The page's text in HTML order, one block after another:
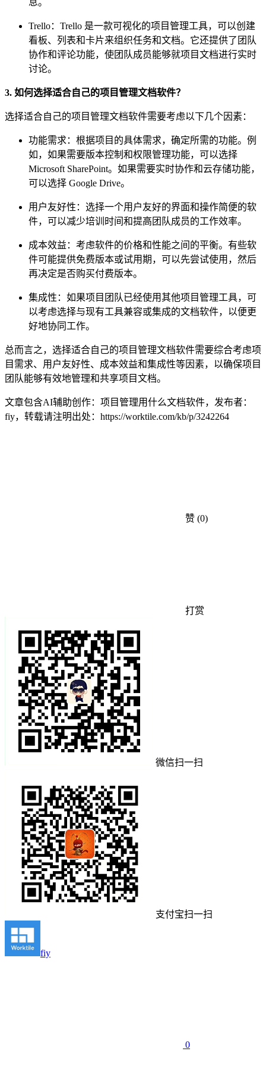
Trello：Trello 是一款可视化的项目管理工具，可以创建
看板、列表和卡片来组织任务和文档。它还提供了团队
协作和评论功能，使团队成员能够就项目文档进行实时
讨论。
3. 如何选择适合自己的项目管理文档软件？
选择适合自己的项目管理文档软件需要考虑以下几个因素：
功能需求：根据项目的具体需求，确定所需的功能。例
如，如果需要版本控制和权限管理功能，可以选择
Microsoft SharePoint。如果需要实时协作和云存储功能，
可以选择 Google Drive。
用户友好性：选择一个用户友好的界面和操作简便的软
件，可以减少培训时间和提高团队成员的工作效率。
成本效益：考虑软件的价格和性能之间的平衡。有些软
件可能提供免费版本或试用期，可以先尝试使用，然后
再决定是否购买付费版本。
集成性：如果项目团队已经使用其他项目管理工具，可
以考虑选择与现有工具兼容或集成的文档软件，以便更
好地协同工作。
总而言之，选择适合自己的项目管理文档软件需要综合考虑项
目需求、用户友好性、成本效益和集成性等因素，以确保项目
团队能够有效地管理和共享项目文档。
文章包含AI辅助创作：项目管理用什么文档软件，发布者：
fiy，转载请注明出处： https://worktile.com/kb/p/3242264
赞 (0)
打赏
微信扫一扫
支付宝扫一扫
fiy
0